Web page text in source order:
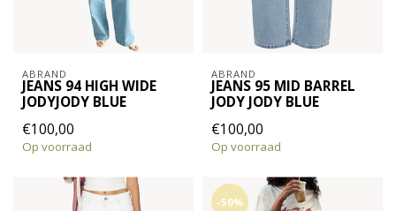
ABRAND
JEANS 94 HIGH WIDE
JODYJODY BLUE
€100,00
Op voorraad
ABRAND
JEANS 95 MID BARREL
JODY JODY BLUE
€100,00
Op voorraad
-50%